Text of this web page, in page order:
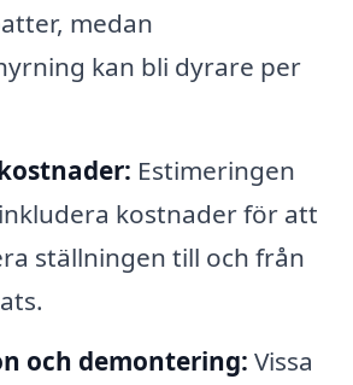
medan
kan bli dyrare per
Estimeringen
kostnader för att
ställningen till och från
och demontering: Vissa